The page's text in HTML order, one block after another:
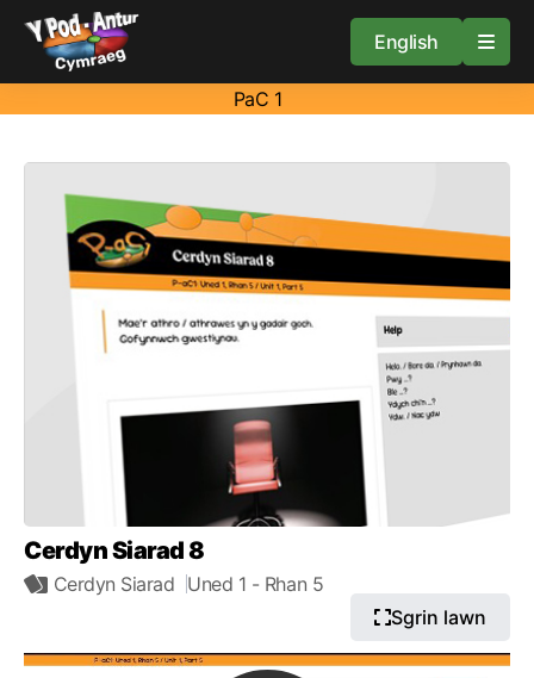
Amdan
English
PaC 1
Cerdyn Siarad 8
Cerdyn Siarad Uned 1 - Rhan 5
Sgrin lawn